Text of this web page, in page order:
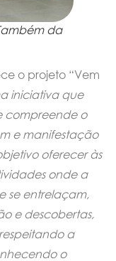
da
o projeto “Vem
iniciativa que
compreende o
e manifestação
oferecer às
onde a
se entrelaçam,
e descobertas,
a
o